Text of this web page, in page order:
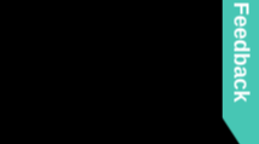
Feedback